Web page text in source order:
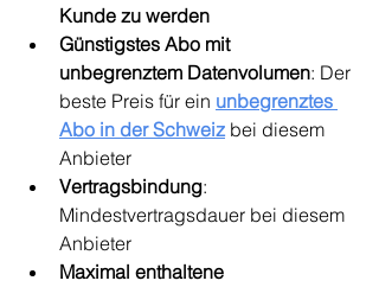
Kunde zu werden
Günstigstes Abo mit
unbegrenztem Datenvolumen: Der
beste Preis für ein unbegrenztes
Abo in der Schweiz bei diesem
Anbieter
Vertragsbindung:
Mindestvertragsdauer bei diesem
Anbieter
Maximal enthaltene